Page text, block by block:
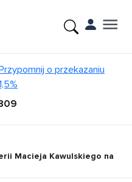
o przekazaniu
Macieja Kawulskiego na